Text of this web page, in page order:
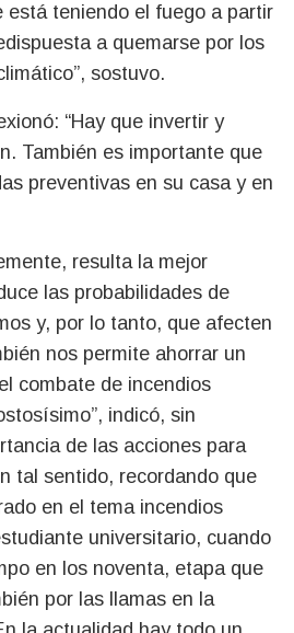
está teniendo el fuego a partir
a quemarse por los
sostuvo.
“Hay que invertir y
También es importante que
preventivas en su casa y en
resulta la mejor
las probabilidades de
y, por lo tanto, que afecten
nos permite ahorrar un
combate de incendios
indicó, sin
de las acciones para
tal sentido, recordando que
en el tema incendios
universitario, cuando
en los noventa, etapa que
por las llamas en la